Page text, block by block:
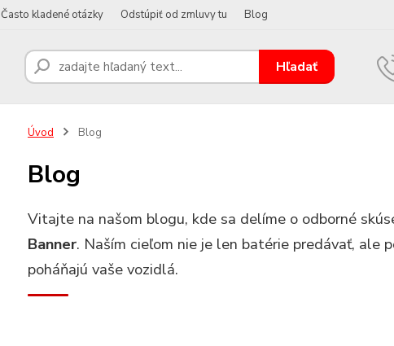
Často kladené otázky Odstúpiť od zmluvy tu Blog
Hľadať
Úvod Blog
Blog
Vitajte na našom blogu, kde sa delíme o odborné
Banner. Naším cieľom nie je len batérie predávať, ale
poháňajú vaše vozidlá.